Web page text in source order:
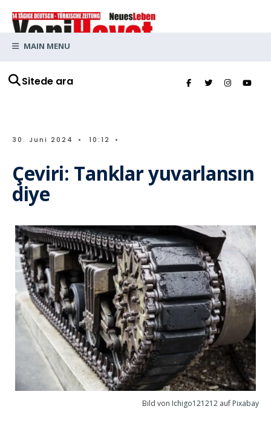
Sitede ara
MAIN MENU
30. Juni 2024 • 10:12 •
Çeviri: Tanklar yuvarlansın
diye
Bild von Ichigo121212 auf Pixabay